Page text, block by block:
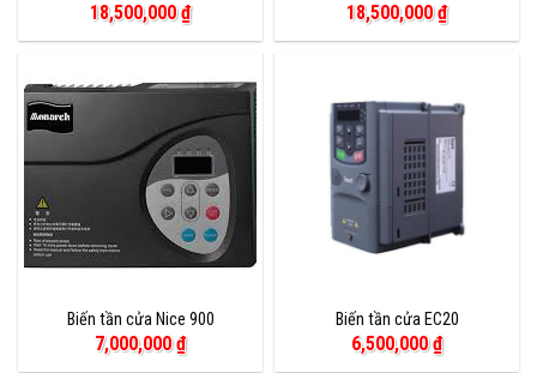
18,500,000₫ 18,500,000₫
Biến tần cửa Nice 900
7,000,000₫
Biến tần cửa EC20
6,500,000₫